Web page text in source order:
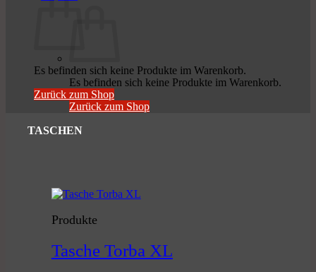
Es befinden sich keine Produkte im Warenkorb.
Zurück zum Shop
Es befinden sich keine Produkte im Warenkorb.
Zurück zum Shop
TASCHEN
Produkte
Tasche Torba XL